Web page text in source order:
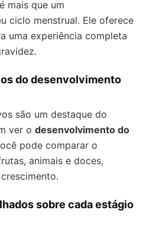
mais que um
ciclo menstrual. Ele oferece
uma experiência completa
do desenvolvimento
são um destaque do
ver o desenvolvimento do
pode comparar o
animais e doces,
sobre cada estágio